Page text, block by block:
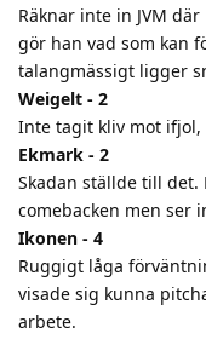
Räknar inte in JVM
gör han vad som kan
talangmässigt ligger
Weigelt - 2
Inte tagit kliv mot ifjol,
Ekmark - 2
Skadan ställde till
comebacken men ser
Ikonen - 4
Ruggigt låga
visade sig kunna
arbete.